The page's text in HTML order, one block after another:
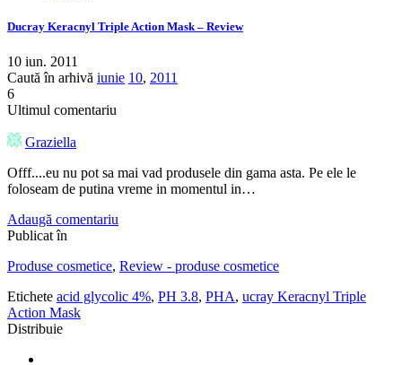
Ducray Keracnyl Triple Action Mask – Review
10 iun. 2011
Caută în arhivă iunie 10, 2011
6
Ultimul comentariu
Graziella
Offf....eu nu pot sa mai vad produsele din gama asta. Pe ele le
foloseam de putina vreme in momentul in…
Adaugă comentariu
Publicat în
Produse cosmetice, Review - produse cosmetice
Etichete acid glycolic 4%, PH 3.8, PHA, ucray Keracnyl Triple
Action Mask
Distribuie